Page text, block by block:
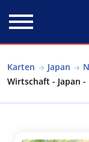
Karten Japan
Wirtschaft - Japan